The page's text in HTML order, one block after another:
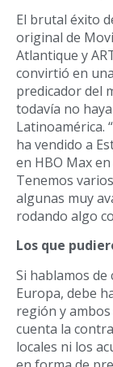
El brutal éxito
original de
Atlantique y
convirtió en
predicador del
todavía no
Latinoamérica.
ha vendido a
en HBO Max
Tenemos
algunas muy
rodando algo
Los que
Si hablamos
Europa, debe
región y
cuenta la
locales ni los